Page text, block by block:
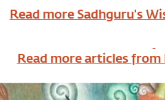
Read more Sadhguru's
Read more articles from